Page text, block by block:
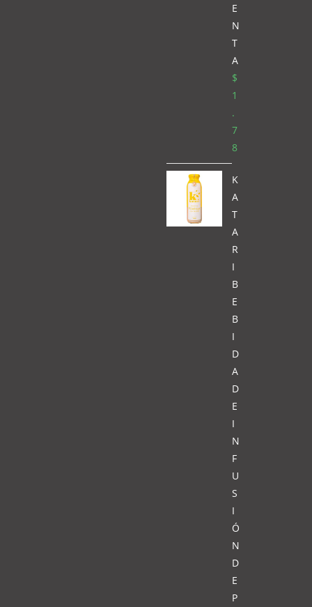
E
N
T
A
$
1
.
7
8
K
A
T
A
R
I
B
E
B
I
D
A
D
E
I
N
F
U
S
I
Ó
N
D
E
P